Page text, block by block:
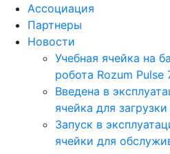
Ассоциация
Партнеры
Новости
Учебная ячейка на
робота Rozum
Введена в
ячейка для
Запуск в
ячейки для